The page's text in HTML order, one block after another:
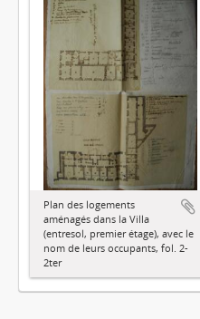
Plan des logements
aménagés dans la Villa
(entresol, premier étage), avec le
nom de leurs occupants, fol. 2-
2ter